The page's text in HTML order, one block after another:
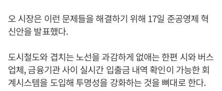
오 시장은 이런 문제들을 해결하기 위해 17일 준공영제 혁
신안을 발표했다.
도시철도와 겹치는 노선을 과감하게 없애는 한편 시와 버스
업체, 금융기관 사이 실시간 입출금 내역 확인이 가능한 회
계시스템을 도입해 투명성을 강화하는 것을 뼈대로 한다.